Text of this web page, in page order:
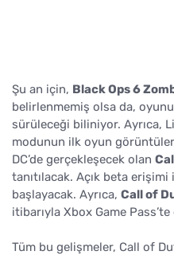
Şu an için, Black Ops 6
belirlenmemiş olsa da,
sürüleceği biliniyor. Ayrıca,
modunun ilk oyun
DC’de gerçekleşecek olan
tanıtılacak. Açık beta
başlayacak. Ayrıca, Call of
itibarıyla Xbox Game
Tüm bu gelişmeler, Call of